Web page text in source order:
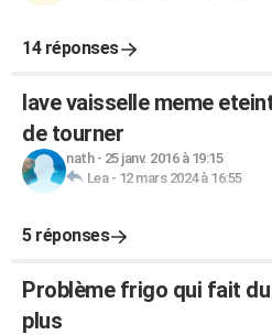
14 réponses
lave vaisselle meme
de tourner
nath- 25 janv. 2016 à 19:15
Lea- 12 mars 2024 à 16:55
5 réponses
Problème frigo qui fait
plus